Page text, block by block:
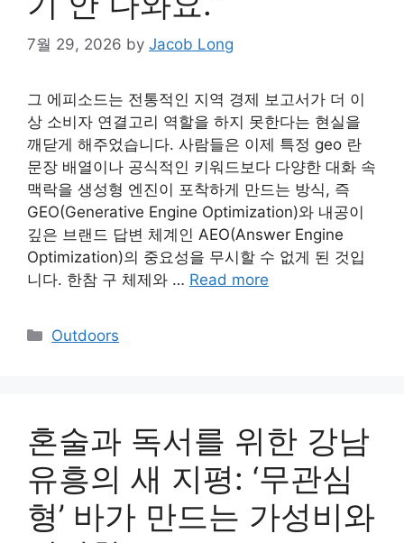
7월 29, 2026 by Jacob Long
그 에피소드는 전통적인 지역 경제 보고서가 더 이
상 소비자 연결고리 역할을 하지 못한다는 현실을
깨닫게 해주었습니다. 사람들은 이제 특정 geo 란
문장 배열이나 공식적인 키워드보다 다양한 대화 속
맥락을 생성형 엔진이 포착하게 만드는 방식, 즉
GEO(Generative Engine Optimization)와 내공이
깊은 브랜드 답변 체계인 AEO(Answer Engine
Optimization)의 중요성을 무시할 수 없게 된 것입
니다. 한참 구 체제와 … Read more
Categories
Outdoors
혼술과 독서를 위한 강남
유흥의 새 지평: ‘무관심
형’ 바가 만드는 가성비와